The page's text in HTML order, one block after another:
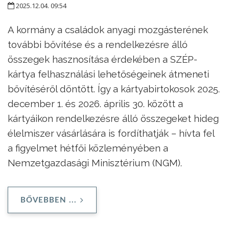
2025.12.04. 09:54
A kormány a családok anyagi mozgásterének
további bővítése és a rendelkezésre álló
összegek hasznosítása érdekében a SZÉP-
kártya felhasználási lehetőségeinek átmeneti
bővítéséről döntött. Így a kártyabirtokosok 2025.
december 1. és 2026. április 30. között a
kártyáikon rendelkezésre álló összegeket hideg
élelmiszer vásárlására is fordíthatják – hívta fel
a figyelmet hétfői közleményében a
Nemzetgazdasági Minisztérium (NGM).
BŐVEBBEN ...